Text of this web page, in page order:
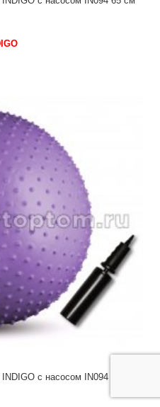
с насосом IN094 65 см